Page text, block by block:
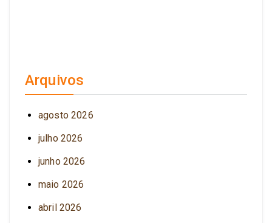
Arquivos
agosto 2026
julho 2026
junho 2026
maio 2026
abril 2026